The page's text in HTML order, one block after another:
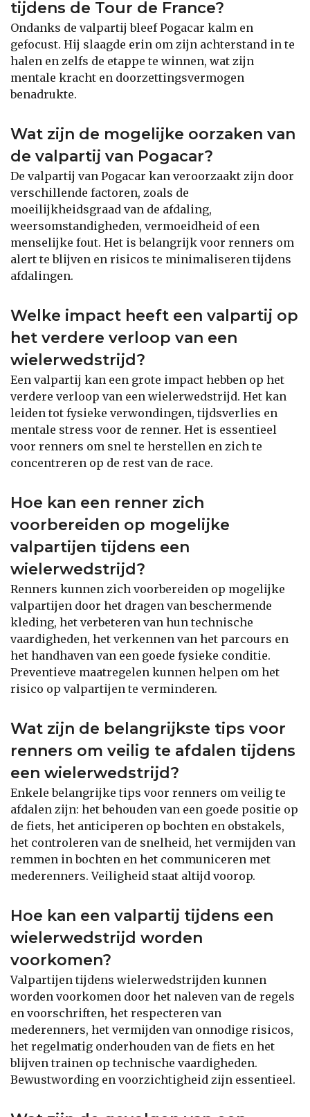
tijdens de Tour de France?
Ondanks de valpartij bleef Pogacar kalm en
gefocust. Hij slaagde erin om zijn achterstand in te
halen en zelfs de etappe te winnen, wat zijn
mentale kracht en doorzettingsvermogen
benadrukte.
Wat zijn de mogelijke oorzaken van
de valpartij van Pogacar?
De valpartij van Pogacar kan veroorzaakt zijn door
verschillende factoren, zoals de
moeilijkheidsgraad van de afdaling,
weersomstandigheden, vermoeidheid of een
menselijke fout. Het is belangrijk voor renners om
alert te blijven en risicos te minimaliseren tijdens
afdalingen.
Welke impact heeft een valpartij op
het verdere verloop van een
wielerwedstrijd?
Een valpartij kan een grote impact hebben op het
verdere verloop van een wielerwedstrijd. Het kan
leiden tot fysieke verwondingen, tijdsverlies en
mentale stress voor de renner. Het is essentieel
voor renners om snel te herstellen en zich te
concentreren op de rest van de race.
Hoe kan een renner zich
voorbereiden op mogelijke
valpartijen tijdens een
wielerwedstrijd?
Renners kunnen zich voorbereiden op mogelijke
valpartijen door het dragen van beschermende
kleding, het verbeteren van hun technische
vaardigheden, het verkennen van het parcours en
het handhaven van een goede fysieke conditie.
Preventieve maatregelen kunnen helpen om het
risico op valpartijen te verminderen.
Wat zijn de belangrijkste tips voor
renners om veilig te afdalen tijdens
een wielerwedstrijd?
Enkele belangrijke tips voor renners om veilig te
afdalen zijn: het behouden van een goede positie op
de fiets, het anticiperen op bochten en obstakels,
het controleren van de snelheid, het vermijden van
remmen in bochten en het communiceren met
mederenners. Veiligheid staat altijd voorop.
Hoe kan een valpartij tijdens een
wielerwedstrijd worden
voorkomen?
Valpartijen tijdens wielerwedstrijden kunnen
worden voorkomen door het naleven van de regels
en voorschriften, het respecteren van
mederenners, het vermijden van onnodige risicos,
het regelmatig onderhouden van de fiets en het
blijven trainen op technische vaardigheden.
Bewustwording en voorzichtigheid zijn essentieel.